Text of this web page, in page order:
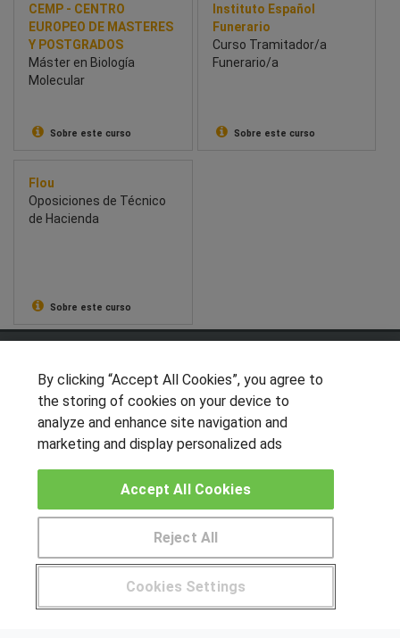
CEMP - CENTRO
EUROPEO DE MASTERES
Y POSTGRADOS
Máster en Biología
Molecular
Sobre este curso
Instituto Español
Funerario
Curso Tramitador/a
Funerario/a
Sobre este curso
Flou
Oposiciones de Técnico
de Hacienda
Sobre este curso
Pide más información al centro
¿Tienes alguna duda? 900 264 357
OTROS GRUPOS DE INTERES
Hablemos de empleo
Publicar cursos
By clicking “Accept All Cookies”, you agree to
the storing of cookies on your device to
analyze and enhance site navigation and
marketing and display personalized ads
Cookies Settings
Reject All
Accept All Cookies